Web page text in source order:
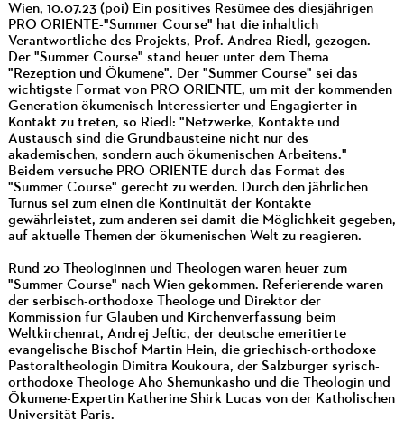
Wien, 10.07.23 (poi) Ein positives Resümee des diesjährigen
PRO ORIENTE-"Summer Course" hat die inhaltlich
Verantwortliche des Projekts, Prof. Andrea Riedl, gezogen.
Der "Summer Course" stand heuer unter dem Thema
"Rezeption und Ökumene". Der "Summer Course" sei das
wichtigste Format von PRO ORIENTE, um mit der kommenden
Generation ökumenisch Interessierter und Engagierter in
Kontakt zu treten, so Riedl: "Netzwerke, Kontakte und
Austausch sind die Grundbausteine nicht nur des
akademischen, sondern auch ökumenischen Arbeitens."
Beidem versuche PRO ORIENTE durch das Format des
"Summer Course" gerecht zu werden. Durch den jährlichen
Turnus sei zum einen die Kontinuität der Kontakte
gewährleistet, zum anderen sei damit die Möglichkeit gegeben,
auf aktuelle Themen der ökumenischen Welt zu reagieren.
Rund 20 Theologinnen und Theologen waren heuer zum
"Summer Course" nach Wien gekommen. Referierende waren
der serbisch-orthodoxe Theologe und Direktor der
Kommission für Glauben und Kirchenverfassung beim
Weltkirchenrat, Andrej Jeftic, der deutsche emeritierte
evangelische Bischof Martin Hein, die griechisch-orthodoxe
Pastoraltheologin Dimitra Koukoura, der Salzburger syrisch-
orthodoxe Theologe Aho Shemunkasho und die Theologin und
Ökumene-Expertin Katherine Shirk Lucas von der Katholischen
Universität Paris.